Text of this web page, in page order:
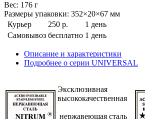
Веc: 176 г
Размеры упаковки: 352×20×67 мм
Курьер
250 р.
1 день
Самовывоз бесплатно 1 день
Описание и характеристики
Подробнее о серии UNIVERSAL
Эксклюзивная
высококачественная
нержавеющая сталь